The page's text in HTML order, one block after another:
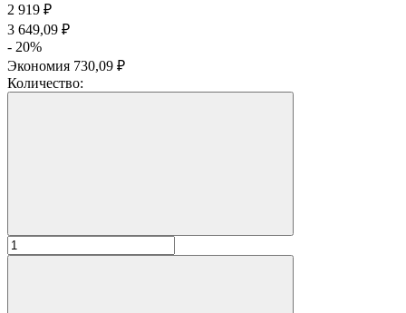
2 919 ₽
3 649,09 ₽
- 20%
Экономия 730,09 ₽
Количество: